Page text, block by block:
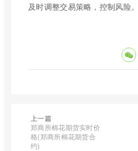
及时调整交易策略，控制风险。
上一篇
郑商所棉花期货实时价
格(郑商所棉花期货合
约)